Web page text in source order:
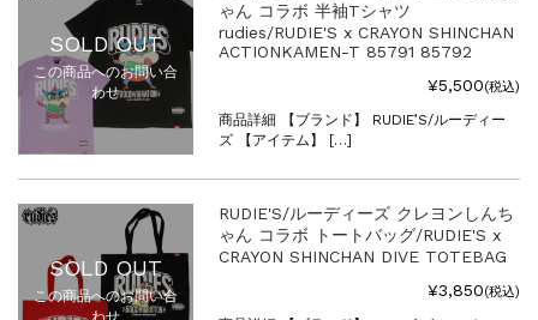
SOLD OUT
この商品へのお問い合
わせ
ゃん コラボ 半袖Tシャツ
rudies/RUDIE'S x CRAYON SHINCHAN
ACTIONKAMEN-T 85791 85792
¥5,500(税込)
商品詳細 【ブランド】 RUDIE’S/ルーディー
ズ 【アイテム】 […]
SOLD OUT
この商品へのお問い合
RUDIE'S/ルーディーズ クレヨンしんち
ゃん コラボ トートバッグ/RUDIE'S x
CRAYON SHINCHAN DIVE TOTEBAG
¥3,850(税込)